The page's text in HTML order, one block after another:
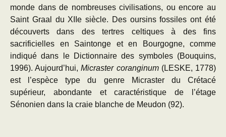
monde dans de nombreuses civilisations, ou encore au
Saint Graal du XIIe siècle. Des oursins fossiles ont été
découverts dans des tertres celtiques à des fins
sacrificielles en Saintonge et en Bourgogne, comme
indiqué dans le Dictionnaire des symboles (Bouquins,
1996). Aujourd’hui,Micraster coranginum(LESKE, 1778)
est l’espèce type du genre Micraster du Crétacé
supérieur, abondante et caractéristique de l’étage
Sénonien dans la craie blanche de Meudon (92).